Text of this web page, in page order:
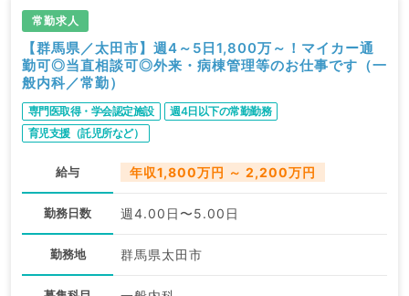
常勤求人
【群馬県／太田市】週4～5日1,800万～！マイカー通
勤可◎当直相談可◎外来・病棟管理等のお仕事です（一
般内科／常勤）
専門医取得・学会認定施設
週4日以下の常勤勤務
育児支援（託児所など）
給与 年収1,800万円 ～ 2,200万円
勤務日数 週4.00日〜5.00日
勤務地 群馬県太田市